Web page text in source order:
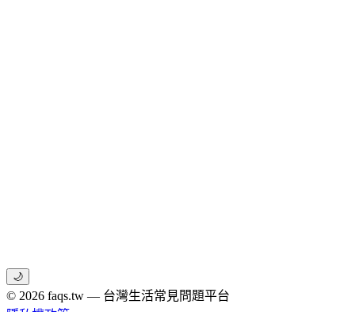
🌙
© 2026 faqs.tw — 台灣生活常見問題平台